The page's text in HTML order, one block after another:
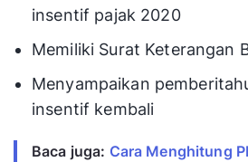
insentif pajak 2020
Memiliki Surat Keterangan
Menyampaikan
insentif kembali
Baca juga: Cara Menghitung